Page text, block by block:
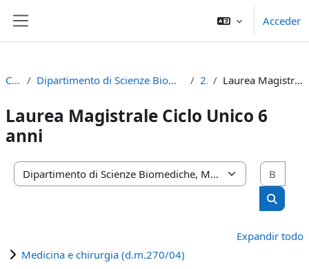
Acceder
Cursos Dipartimento di Scienze Biomediche, Metaboliche e Neuroscienze 2021 Laurea Magistrale Ciclo Unico 6 anni
Laurea Magistrale Ciclo Unico 6
anni
Categorías
Buscar
Expandir todo
Medicina e chirurgia (d.m.270/04)